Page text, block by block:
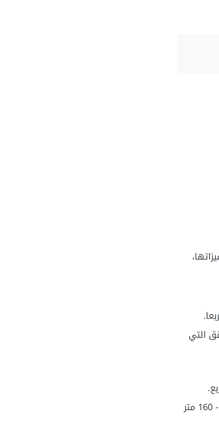
بالنسبة للشقق التي
تأتي بعد ذلك مساحة الشقق السكنية في المرحلة الرابعة وهي مرحلة جاردينيا والتي تتراوح مساحتها ما بين 142- 160 متر